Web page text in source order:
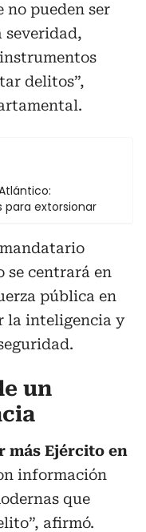
no pueden ser
severidad,
delitos”,
extorsionar
se centrará en
pública en
la inteligencia y
un
más Ejército en
información
que
afirmó.